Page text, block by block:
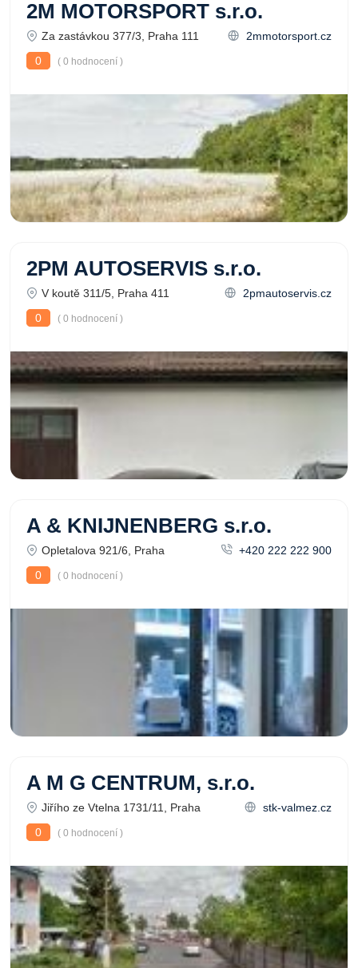
2M MOTORSPORT s.r.o.
Za zastávkou 377/3, Praha 111
2mmotorsport.cz
0
( 0 hodnocení )
2PM AUTOSERVIS s.r.o.
V koutě 311/5, Praha 411
2pmautoservis.cz
0
( 0 hodnocení )
A & KNIJNENBERG s.r.o.
Opletalova 921/6, Praha
+420 222 222 900
0
( 0 hodnocení )
A M G CENTRUM, s.r.o.
Jiřího ze Vtelna 1731/11, Praha
stk-valmez.cz
0
( 0 hodnocení )